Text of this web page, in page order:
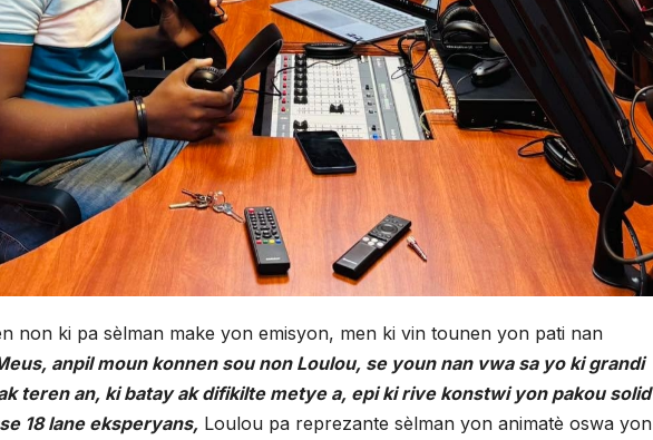
non ki pa sèlman make yon emisyon, men ki vin tounen yon pati nan
anpil moun konnen sou non Loulou, se youn nan vwa sa yo ki grandi
teren an, ki batay ak difikilte metye a, epi ki rive konstwi yon pakou solid
18 lane eksperyans, Loulou pa reprezante sèlman yon animatè oswa yon